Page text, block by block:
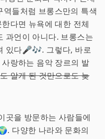
들처럼 브롱스만의 특색
다면 뉴욕에 대한 전체
과언이 아니다. 브롱스는
있다🎤🎶. 그렇다, 바로
랑하는 음악 장르의 발
알게 된 것만으로도 늦
곳을 방문하는 사람들에
다양한 나라와 문화의